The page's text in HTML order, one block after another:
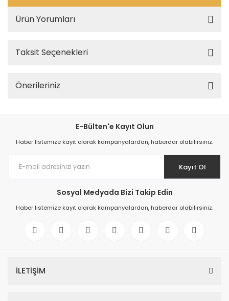
Ürün Yorumları
Taksit Seçenekleri
Önerileriniz
E-Bülten'e Kayıt Olun
Haber listemize kayıt olarak kampanyalardan, haberdar olabilirsiniz.
Kayıt Ol
Sosyal Medyada Bizi Takip Edin
Haber listemize kayıt olarak kampanyalardan, haberdar olabilirsiniz.
İLETİŞİM